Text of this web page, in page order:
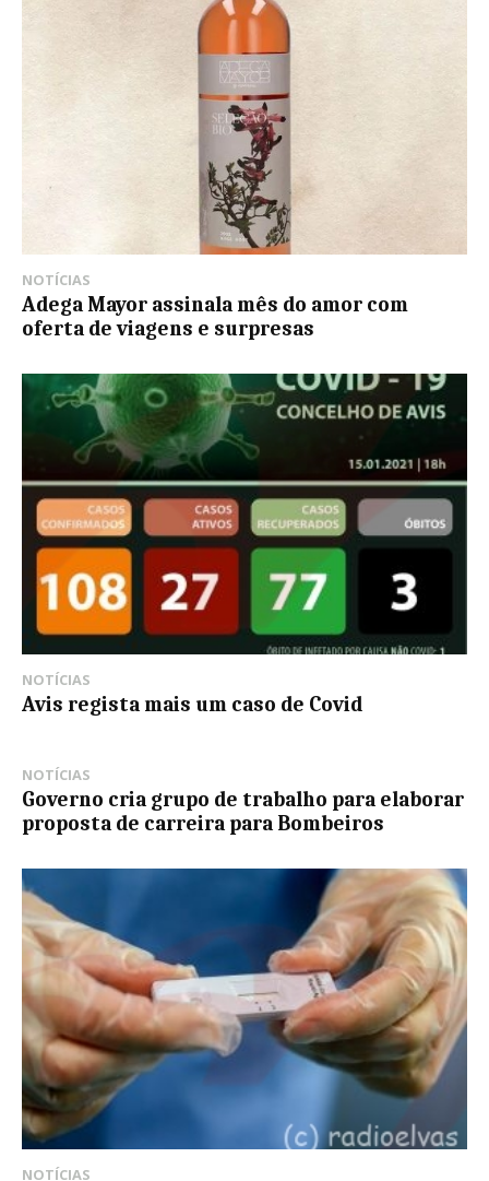
NOTÍCIAS
Adega Mayor assinala mês do amor com
oferta de viagens e surpresas
NOTÍCIAS
Avis regista mais um caso de Covid
NOTÍCIAS
Governo cria grupo de trabalho para elaborar
proposta de carreira para Bombeiros
NOTÍCIAS